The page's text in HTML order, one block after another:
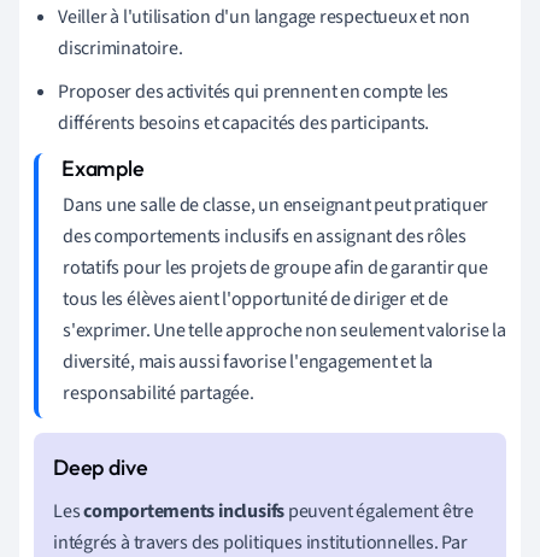
Veiller à l'utilisation d'un langage respectueux et non
discriminatoire.
Proposer des activités qui prennent en compte les
différents besoins et capacités des participants.
Dans une salle de classe, un enseignant peut pratiquer
des comportements inclusifs en assignant des rôles
rotatifs pour les projets de groupe afin de garantir que
tous les élèves aient l'opportunité de diriger et de
s'exprimer. Une telle approche non seulement valorise la
diversité, mais aussi favorise l'engagement et la
responsabilité partagée.
Lescomportements inclusifspeuvent également être
intégrés à travers des politiques institutionnelles. Par